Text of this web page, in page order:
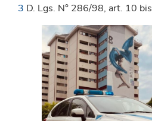
3 D. Lgs. N° 286/98, art. 10 bis